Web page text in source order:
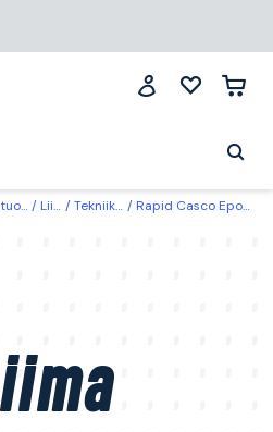
Liima Tekniikkaliima Rapid Casco Epoksiliima 12 ml, 2 kpl